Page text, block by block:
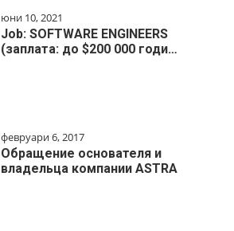
юни 10, 2021
Job: SOFTWARE ENGINEERS
(заплата: до $200 000 годи…
февруари 6, 2017
Обращение основателя и
владельца компании ASTRA